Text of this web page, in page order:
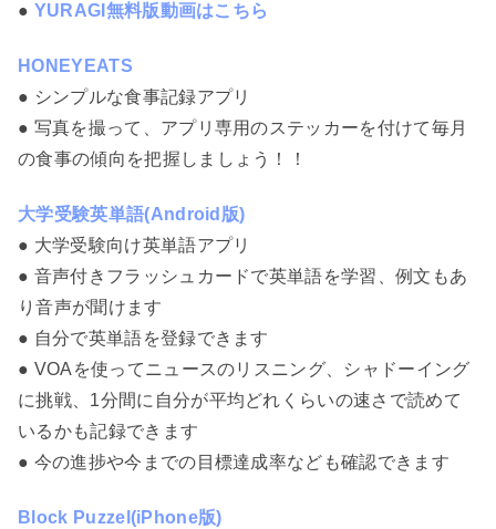
● YURAGI無料版動画はこちら
HONEYEATS
● シンプルな食事記録アプリ
● 写真を撮って、アプリ専用のステッカーを付けて毎月
の食事の傾向を把握しましょう！！
大学受験英単語(Android版)
● 大学受験向け英単語アプリ
● 音声付きフラッシュカードで英単語を学習、例文もあ
り音声が聞けます
● 自分で英単語を登録できます
● VOAを使ってニュースのリスニング、シャドーイング
に挑戦、1分間に自分が平均どれくらいの速さで読めて
いるかも記録できます
● 今の進捗や今までの目標達成率なども確認できます
Block Puzzel(iPhone版)